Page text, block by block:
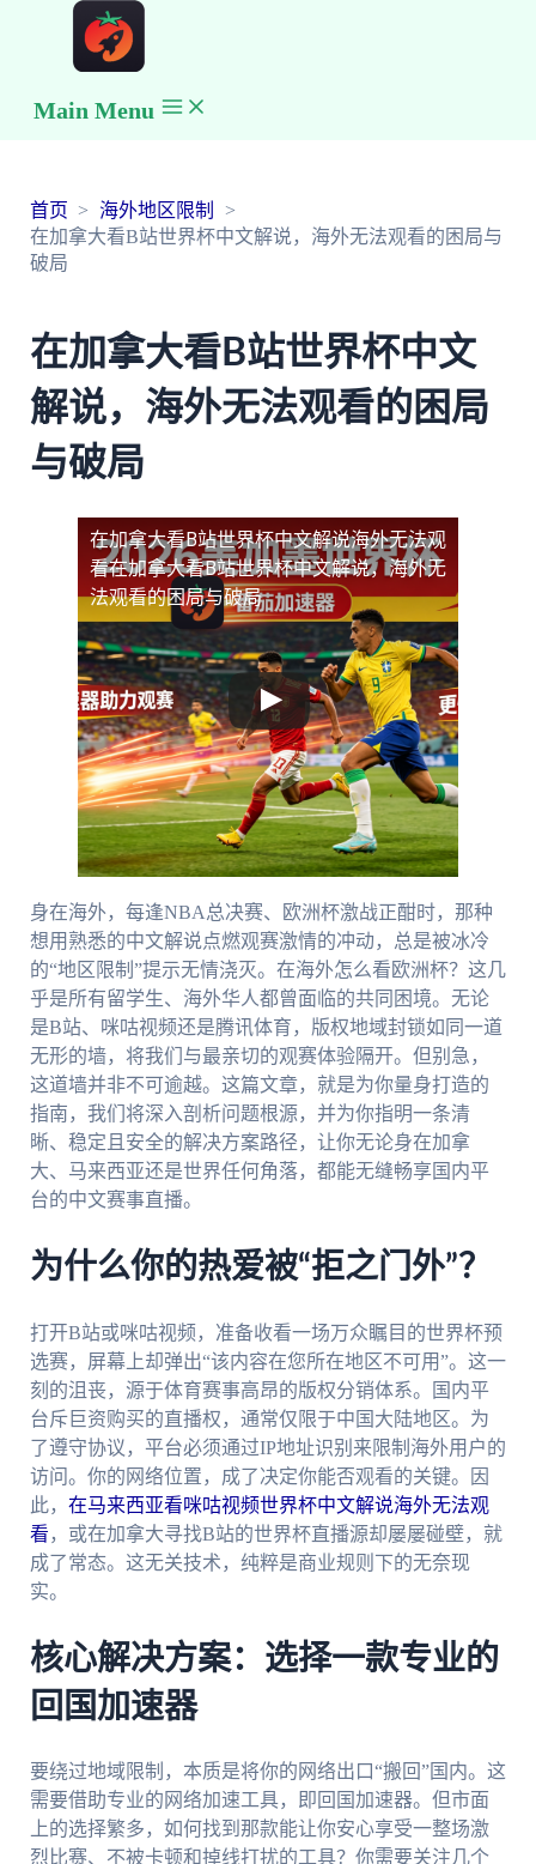
Main Menu
首页
海外地区限制
在加拿大看B站世界杯中文解说，海外无法观看的困局与
破局
在加拿大看B站世界杯中文
解说，海外无法观看的困局
与破局
在加拿大看B站世界杯中文解说海外无法观
看在加拿大看B站世界杯中文解说，海外无
法观看的困局与破局
身在海外，每逢NBA总决赛、欧洲杯激战正酣时，那种
想用熟悉的中文解说点燃观赛激情的冲动，总是被冰冷
的“地区限制”提示无情浇灭。在海外怎么看欧洲杯？这几
乎是所有留学生、海外华人都曾面临的共同困境。无论
是B站、咪咕视频还是腾讯体育，版权地域封锁如同一道
无形的墙，将我们与最亲切的观赛体验隔开。但别急，
这道墙并非不可逾越。这篇文章，就是为你量身打造的
指南，我们将深入剖析问题根源，并为你指明一条清
晰、稳定且安全的解决方案路径，让你无论身在加拿
大、马来西亚还是世界任何角落，都能无缝畅享国内平
台的中文赛事直播。
为什么你的热爱被“拒之门外”？
打开B站或咪咕视频，准备收看一场万众瞩目的世界杯预
选赛，屏幕上却弹出“该内容在您所在地区不可用”。这一
刻的沮丧，源于体育赛事高昂的版权分销体系。国内平
台斥巨资购买的直播权，通常仅限于中国大陆地区。为
了遵守协议，平台必须通过IP地址识别来限制海外用户的
访问。你的网络位置，成了决定你能否观看的关键。因
此， 在马来西亚看咪咕视频世界杯中文解说海外无法观
看 ，或在加拿大寻找B站的世界杯直播源却屡屡碰壁，就
成了常态。这无关技术，纯粹是商业规则下的无奈现
实。
核心解决方案：选择一款专业的
回国加速器
要绕过地域限制，本质是将你的网络出口“搬回”国内。这
需要借助专业的网络加速工具，即回国加速器。但市面
上的选择繁多，如何找到那款能让你安心享受一整场激
烈比赛、不被卡顿和掉线打扰的工具？你需要关注几个